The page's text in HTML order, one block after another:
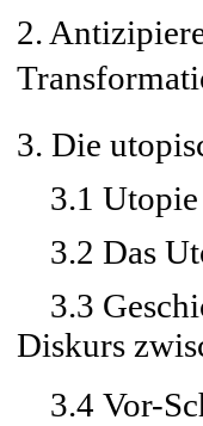
2.
3. Die
3.1 Utopie
3.2 Das
3.3
Diskurs
3.4 Vor-